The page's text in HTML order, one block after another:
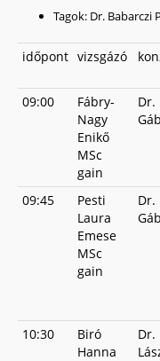
Tagok: Dr. Babarczi
időpont vizsgázó
09:00
Fábry-
Nagy
Enikő
MSc
gain
Dr.
09:45
Pesti
Laura
Emese
MSc
gain
Dr.
10:30
Biró
Hanna